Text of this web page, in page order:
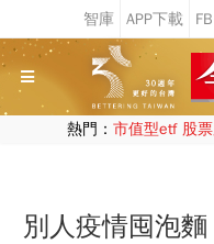
熱門： 市值型etf 股
別人疫情囤泡